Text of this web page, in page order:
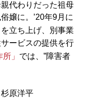
代わりだった祖母
嬢に。’20年9月に
を立ち上げ、別事業
ービスの提供を行
」 では、”障害者
原洋平